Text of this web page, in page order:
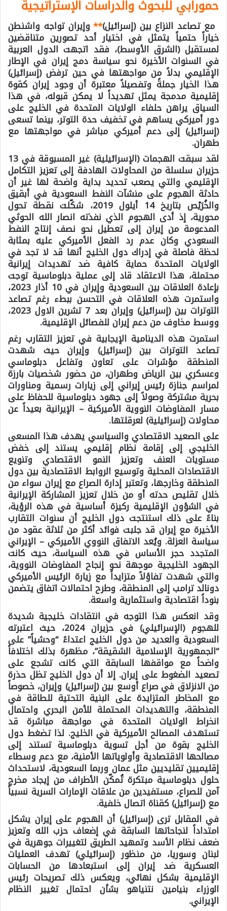
حمورابي للبحوث والدراسات الإستراتيجية
مع تصاعد النزاع بين (إسرائيل)*
* وإيران تواجه واشنطن
خياراً حتمياً يتمثل في اختيار أحد تصورين متناقضين
لمستقبل (الشرق الأوسط)، فقد اتجهت الدول العربية
في السنوات الأخيرة نحو سياسة دمج إيران في الإطار
الإقليمي بدلاً من مواجهتها في حين ترفض (إسرائيل)
هذا الخيار جملةً وتفصيلاً معتبرة أن وجود إيران كقوة
إقليمية مدمجة يمثل تهديداً لا يمكن قبوله، في هذا
السياق يراهن حلفاء الولايات المتحدة في الخليج على
دور أميركي يساهم في تخفيف حدة التوتر، بينما تسعى
(إسرائيل) إلى دعم أميركي مباشر في مواجهتها مع
طهران.
لقد سبقت الهجمات (الإسرائيلية) غير المسبوقة في 13
حزيران سلسلة من المحاولات الهادفة إلى تعزيز التكامل
الإقليمي والتي يصعب تحديد بداية واضحة لها غير أن
حادثة الهجوم على منشآت النفط السعودية في أبقيق
والخُرَيْص بتاريخ 14 أيلول 2019، شكّلت نقطة تحول
محورية، إذ أدى الهجوم الذي نفذته انصار الله الحوثي
المدعومة من إيران إلى تعطيل نحو نصف إنتاج النفط
السعودي وكان عدم رد الفعل الأميركي عليه بمثابة
لحظة فاصلة في إدراك دول الخليج أنها قد لا تجد في
الولايات المتحدة حماية كافية ضد تهديدات إيرانية
محتملة، هذا الاعتقاد قاد إلى عملية دبلوماسية توجت
بإعادة العلاقات بين السعودية وإيران في 10 أذار 2023،
واستمرت هذه العلاقات في التحسن ببطء رغم تصاعد
التوترات بين (إسرائيل) وإيران بعد 7 تشرين الاول 2023،
ووسط مخاوف من دعم إيران للفصائل الإقليمية.
استمرت هذه الدينامية الإيجابية في تعزيز التقارب رغم
تصاعد التوترات بين (إسرائيل) وإيران حيث شهدت
المنطقة مؤشرات على تعاون وتفاعل دبلوماسي
وعسكري بين الرياض وطهران، من حضور شخصيات بارزة
لمراسم جنازة رئيس إيراني إلى زيارات رسمية ومناورات
بحرية مشتركة وصولاً إلى جهود دبلوماسية للحفاظ على
مسار المفاوضات النووية الأميركية – الإيرانية بعيداً عن
محاولات (إسرائيلية) لعرقلتها.
على الصعيد الاقتصادي والسياسي يهدف هذا المسعى
الخليجي إلى إقامة نظام إقليمي يستند إلى خفض
مستويات العنف وتعزيز النمو الاقتصادي وتنويع
الاقتصادات المحلية وتوسيع الروابط الاقتصادية بين دول
المنطقة وخارجها، وتعتبر إدارة الصراع مع إيران سواء من
خلال تقليص حدته أو من خلال تعزيز المشاركة الإيرانية
في الشؤون الإقليمية ركيزة أساسية في هذه الرؤية،
بناءً على ذلك استنتجت دول الخليج أن سنوات التقارب
الأخيرة مع إيران قد جلبت فوائد أكثر من ثلاثة عقود من
سياسة العزلة. ويُعد الاتفاق النووي الأميركي – الإيراني
المتجدد حجر الأساس في هذه السياسة، حيث كانت
الجهود الخليجية موجهة نحو إنجاح المفاوضات النووية،
والتي شهدت تفاؤلاً متزايداً مع زيارة الرئيس الأميركي
دونالد ترامب إلى المنطقة، وطرح احتمالات اتفاق يتضمن
بنوداً اقتصادية واستثمارية واسعة.
وقد انعكس هذا التوجه في انتقادات خليجية شديدة
للهجوم (الإسرائيلي) في حزيران 2024، حيث اعتبرته
السعودية والعديد من دول الخليج اعتداءً “وحشياً” على
“الجمهورية الإسلامية الشقيقة”، مظهرة بذلك اختلافاً
واضحاً مع مواقفها السابقة التي كانت تشجع على
تصعيد الضغوط على إيران. إلا أن دول الخليج تظل حذرة
من الانزلاق في صراع أوسع بين (إسرائيل) وإيران، خصوصاً
مع المخاطر المتزايدة على البنية التحتية للطاقة في
المنطقة، والتهديدات المحتملة للأمن البحري واحتمال
انخراط الولايات المتحدة في مواجهة مباشرة قد
تستهدف المصالح الأميركية في الخليج. لذا تضغط دول
الخليج بقوة من أجل تسوية دبلوماسية تستند إلى
مصالحها الاقتصادية وأولوياتها الأمنية، مع دعم وسطاء
إقليميين تقليديين مثل عمان وربما السعودية، لاستحداث
حلول دبلوماسية مبتكرة تُمكّن الأطراف من إيجاد مخرج
آمن للصراع، مستفيدين من علاقات الإمارات السرية نسبياً
مع (إسرائيل) كقناة اتصال خلفية.
في المقابل ترى (إسرائيل) أن الهجوم على إيران يشكل
امتداداً لنجاحاتها السابقة في إضعاف حزب الله وتعزيز
ضعف نظام الأسد وتمهيد الطريق لتغييرات جوهرية في
لبنان وسوريا، من منظور (إسرائيلي) تهدف العمليات
العسكرية ضد إيران إلى استبعادها من الحسابات
الإقليمية بشكل نهائي، ويعكس ذلك تصريحات رئيس
الوزراء بنيامين نتنياهو بشأن احتمال تغيير النظام
الإيراني.